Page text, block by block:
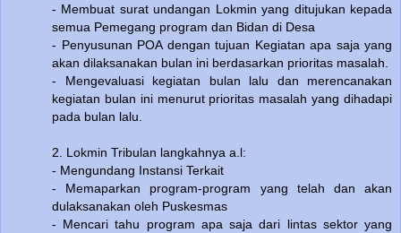
- Membuat surat undangan Lokmin yang ditujukan kepada
semua Pemegang program dan Bidan di Desa
- Penyusunan POA dengan tujuan Kegiatan apa saja yang
akan dilaksanakan bulan ini berdasarkan prioritas masalah.
- Mengevaluasi kegiatan bulan lalu dan merencanakan
kegiatan bulan ini menurut prioritas masalah yang dihadapi
pada bulan lalu.
2. Lokmin Tribulan langkahnya a.l:
- Mengundang Instansi Terkait
- Memaparkan program-program yang telah dan akan
dulaksanakan oleh Puskesmas
- Mencari tahu program apa saja dari lintas sektor yang